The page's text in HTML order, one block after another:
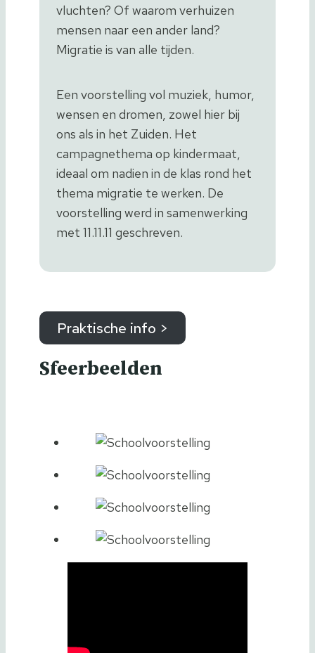
vluchten? Of waarom verhuizen
mensen naar een ander land?
Migratie is van alle tijden.
Een voorstelling vol muziek, humor,
wensen en dromen, zowel hier bij
ons als in het Zuiden. Het
campagnethema op kindermaat,
ideaal om nadien in de klas rond het
thema migratie te werken. De
voorstelling werd in samenwerking
met 11.11.11 geschreven.
Praktische info >
Sfeerbeelden